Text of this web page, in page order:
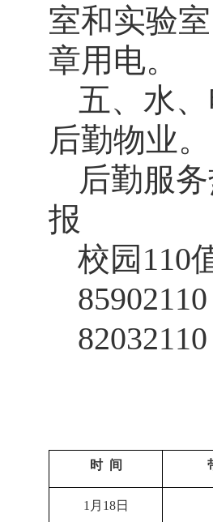
室和实验
章用电。
五、水
后勤物业。
后勤服务
报
校园 110
85902110
82032110
时 间
1 月 18日